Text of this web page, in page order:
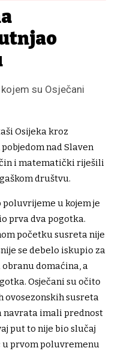
su Osječani
Osijeka kroz
nad Slaven
i matematički riješili
društvu.
u kojem je
prva dva pogotka.
početku susreta nije
se debelo iskupio za
obranu domaćina, a
Osječani su očito
susreta
navrata imali prednost
put to nije bio slučaj
u prvom poluvremenu